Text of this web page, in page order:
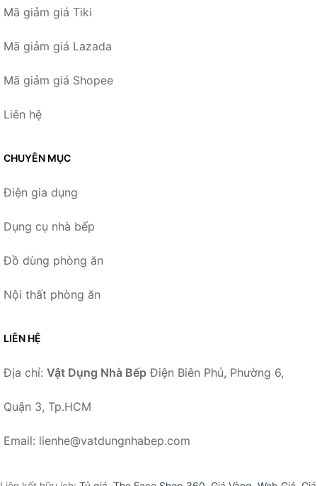
Mã giảm giá Tiki
Mã giảm giá Lazada
Mã giảm giá Shopee
Liên hệ
CHUYÊN MỤC
Điện gia dụng
Dụng cụ nhà bếp
Đồ dùng phòng ăn
Nội thất phòng ăn
LIÊN HỆ
Địa chỉ: Vật Dụng Nhà Bếp Điện Biên Phủ, Phường 6,
Quận 3, Tp.HCM
Email: lienhe@vatdungnhabep.com